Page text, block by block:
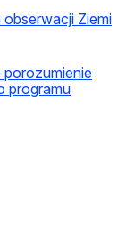
Ziemi
porozumienie
programu